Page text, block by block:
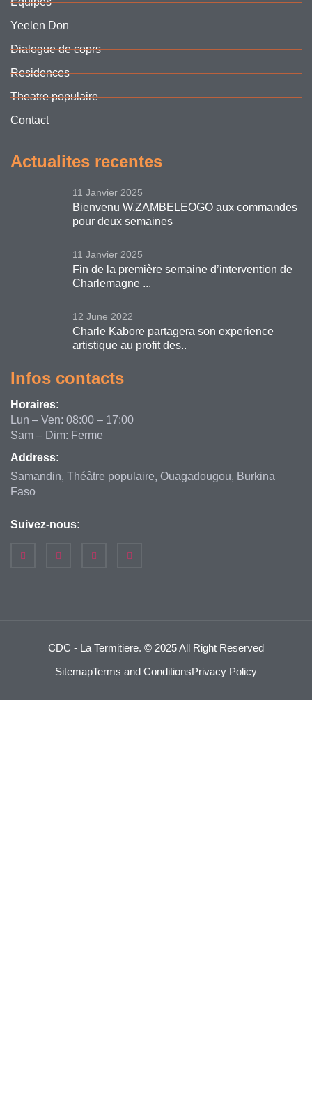
Yeelen Don
Dialogue de coprs
Residences
Theatre populaire
Contact
Actualites recentes
11 Janvier 2025
Bienvenu W.ZAMBELEOGO aux commandes
pour deux semaines
11 Janvier 2025
Fin de la première semaine d’intervention de
Charlemagne ...
12 June 2022
Charle Kabore partagera son experience
artistique au profit des..
Infos contacts
Horaires:
Lun – Ven: 08:00 – 17:00
Sam – Dim: Ferme
Address:
Samandin, Théâtre populaire, Ouagadougou, Burkina
Faso
Suivez-nous:
CDC - La Termitiere. © 2025 All Right Reserved
SitemapTerms and ConditionsPrivacy Policy